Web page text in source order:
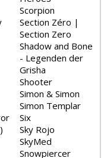
Scorpion
Section Zéro |
Section Zero
Shadow and Bone
- Legenden der
Grisha
Shooter
Simon & Simon
Simon Templar
Six
Sky Rojo
SkyMed
Snowpiercer